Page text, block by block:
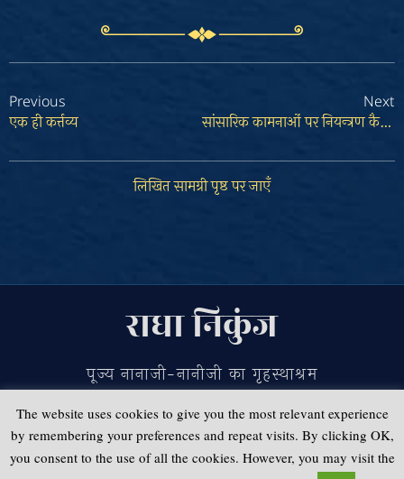
Previous
एक ही कर्त्तव्य
Next
सांसारिक कामनाओं पर नियन्त्रण कैसे हो?
लिखित सामग्री पृष्ठ पर जाएँ
राधा निकुंज
पूज्य नानाजी-नानीजी का गृहस्थाश्रम
This work is licensed under
Attribution-NonCommercial-ShareAlike 4.0 International
|Email: radhanikunj171[at]gmail[dot]com
The website uses cookies to give you the most relevant experience
by remembering your preferences and repeat visits. By clicking OK,
you consent to the use of all the cookies. However, you may visit the